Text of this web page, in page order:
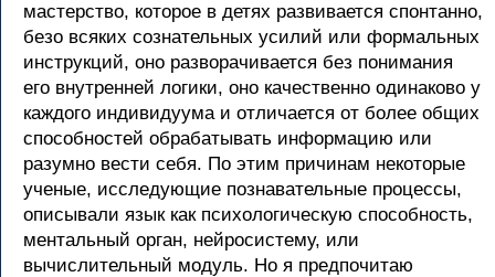
мастерство, которое в детях развивается спонтанно,
безо всяких сознательных усилий или формальных
инструкций, оно разворачивается без понимания
его внутренней логики, оно качественно одинаково у
каждого индивидуума и отличается от более общих
способностей обрабатывать информацию или
разумно вести себя. По этим причинам некоторые
ученые, исследующие познавательные процессы,
описывали язык как психологическую способность,
ментальный орган, нейросистему, или
вычислительный модуль. Но я предпочитаю